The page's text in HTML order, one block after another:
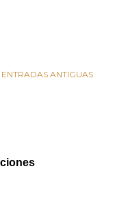
ENTRADAS ANTIGUAS